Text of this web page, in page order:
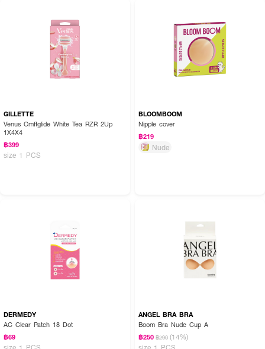
GILLETTE
Venus Cmftglide White Tea RZR 2Up
1X4X4
฿399
size 1 PCS
BLOOMBOOM
Nipple cover
฿219
Nude
DERMEDY
AC Clear Patch 18 Dot
฿69
size 1 PCS
ANGEL BRA BRA
Boom Bra Nude Cup A
฿250 ฿290 (14%)
size 1 PCS